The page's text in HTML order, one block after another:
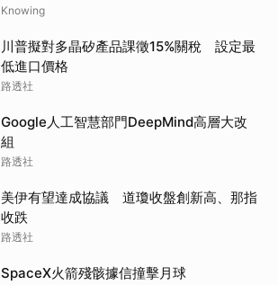
day的countdown現在已經開始了
Knowing
川普擬對多晶矽產品課徵15%關稅 設定最
低進口價格
路透社
Google人工智慧部門DeepMind高層大改
組
路透社
美伊有望達成協議 道瓊收盤創新高、那指
收跌
路透社
SpaceX火箭殘骸據信撞擊月球